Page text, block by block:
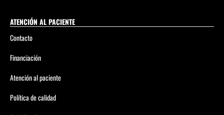
ATENCIÓN AL PACIENTE
Contacto
Financiación
Atención al paciente
Política de calidad